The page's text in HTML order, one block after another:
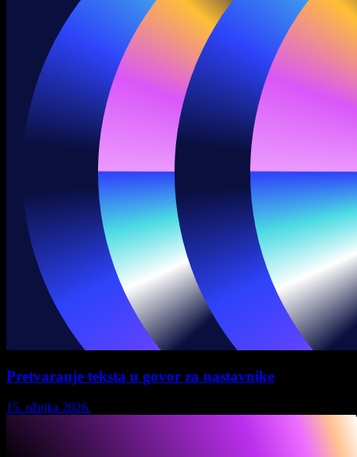
Pretvaranje teksta u govor za nastavnike
15. ožujka 2026.